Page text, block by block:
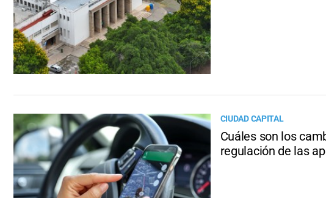
CIUDAD CAPITAL
Cuáles son los
regulación de las